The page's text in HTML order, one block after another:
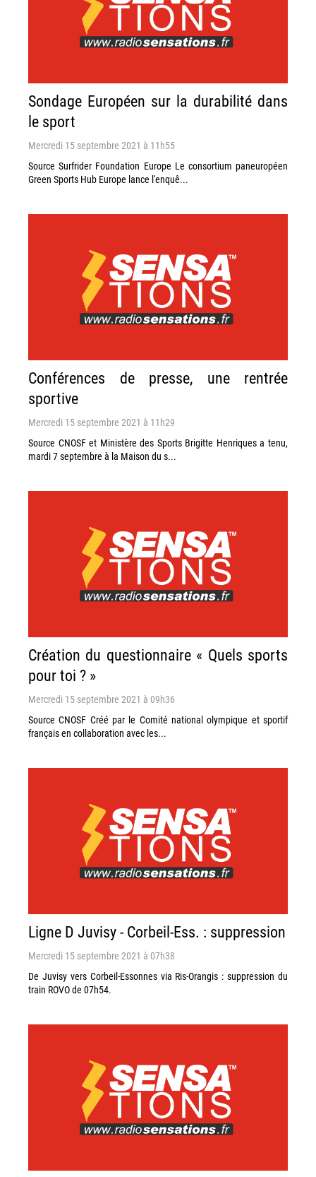
Sondage Européen sur la durabilité dans
le sport
Mercredi 15 septembre 2021 à 11h55
Source Surfrider Foundation Europe Le consortium paneuropéen
Green Sports Hub Europe lance l'enquê...
Conférences de presse, une rentrée
sportive
Mercredi 15 septembre 2021 à 11h29
Source CNOSF et Ministère des Sports Brigitte Henriques a tenu,
mardi 7 septembre à la Maison du s...
Création du questionnaire « Quels sports
pour toi ? »
Mercredi 15 septembre 2021 à 09h36
Source CNOSF Créé par le Comité national olympique et sportif
français en collaboration avec les...
Ligne D Juvisy - Corbeil-Ess. : suppression
Mercredi 15 septembre 2021 à 07h38
De Juvisy vers Corbeil-Essonnes via Ris-Orangis : suppression du
train ROVO de 07h54.